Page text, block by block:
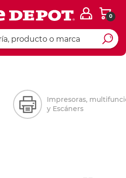
0
Impresoras,
y Escáners